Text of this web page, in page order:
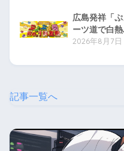
広島発祥「
ーツ道で白
2026年8月7日
記事一覧へ